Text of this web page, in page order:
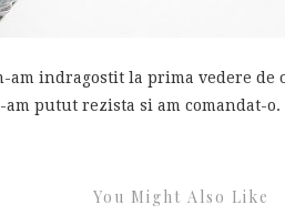
am indragostit la prima vedere de
putut rezista si am comandat-o.
You Might Also Like